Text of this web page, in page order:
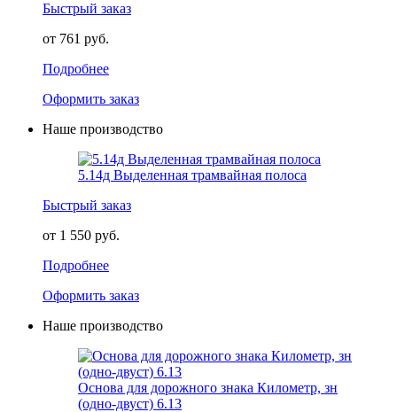
Быстрый заказ
от 761 руб.
Подробнее
Оформить заказ
Наше производство
5.14д Выделенная трамвайная полоса
Быстрый заказ
от 1 550 руб.
Подробнее
Оформить заказ
Наше производство
Основа для дорожного знака Километр, зн
(одно-двуст) 6.13